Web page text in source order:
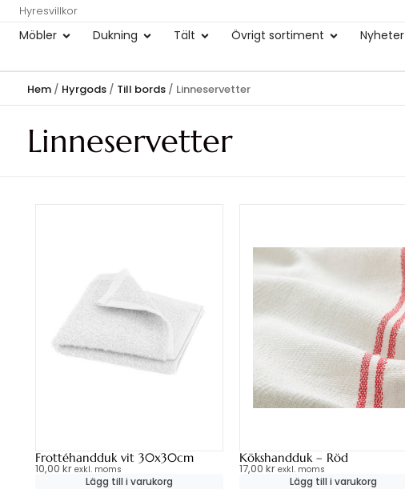
Hyresvillkor
Möbler Dukning Tält Övrigt sortiment Nyheter
Hem/ Hyrgods/ Till bords/ Linneservetter
Linneservetter
Frottéhandduk vit 30x30cm
10,00 kr exkl. moms
Lägg till i varukorg
Kökshandduk – Röd
17,00 kr exkl. moms
Lägg till i varukorg